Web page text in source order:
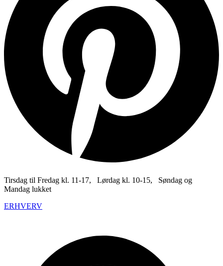
Tirsdag til Fredag kl. 11-17, Lørdag kl. 10-15, Søndag og
Mandag lukket
ERHVERV